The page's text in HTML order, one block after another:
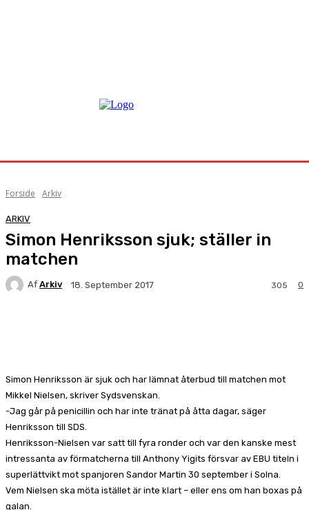
Forside Arkiv
ARKIV
Simon Henriksson sjuk; ställer in
matchen
Af Arkiv 18. September 2017 0
305
Simon Henriksson är sjuk och har lämnat återbud till matchen mot
Mikkel Nielsen, skriver Sydsvenskan.
-Jag går på penicillin och har inte tränat på åtta dagar, säger
Henriksson till SDS.
Henriksson-Nielsen var satt till fyra ronder och var den kanske mest
intressanta av förmatcherna till Anthony Yigits försvar av EBU titeln i
superlättvikt mot spanjoren Sandor Martin 30 september i Solna.
Vem Nielsen ska möta istället är inte klart – eller ens om han boxas på
galan.